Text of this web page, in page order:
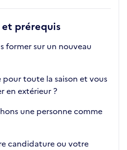
prérequis
former sur un nouveau
toute la saison et vous
en extérieur ?
une personne comme
candidature ou votre